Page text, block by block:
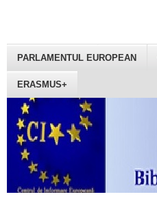
PARLAMENTUL EUROPEAN
ERASMUS+